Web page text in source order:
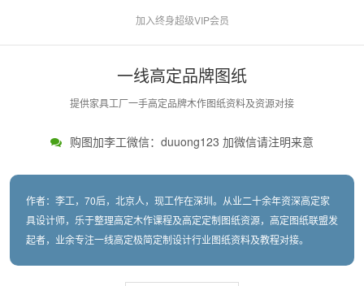
加入终身超级VIP会员
一线高定品牌图纸
提供家具工厂一手高定品牌木作图纸资料及资源对接
购图加李工微信：duuong123 加微信请注明来意
作者：李工，70后，北京人，现工作在深圳。从业二十余年资深高定家
具设计师，乐于整理高定木作课程及高定定制图纸资源，高定图纸联盟发
起者，业余专注一线高定极简定制设计行业图纸资料及教程对接。